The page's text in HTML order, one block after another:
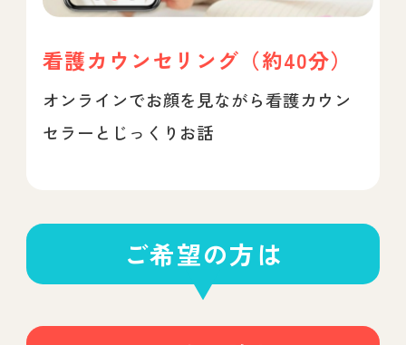
看護カウンセリング（約40分）
オンラインでお顔を見ながら看護カウン
セラーとじっくりお話
ご希望の方は